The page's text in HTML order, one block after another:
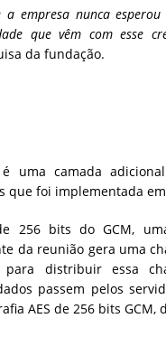
a empresa nunca
que vêm com esse
da fundação.
uma camada
que foi implementada
256 bits do GCM,
da reunião gera uma
distribuir essa
passem pelos
AES de 256 bits GCM,